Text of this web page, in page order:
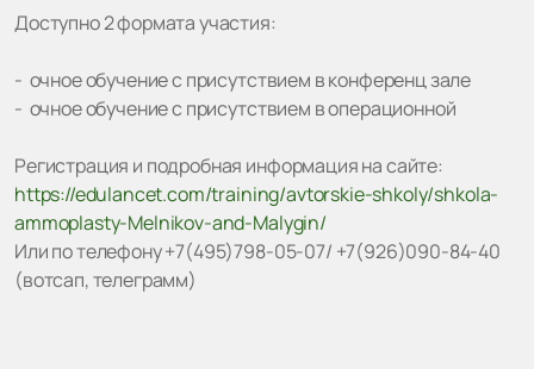
Доступно 2 формата участия:
- очное обучение с присутствием в конференц зале
- очное обучение с присутствием в операционной
Регистрация и подробная информация на сайте:
https://edulancet.com/training/avtorskie-shkoly/shkola-
ammoplasty-Melnikov-and-Malygin/
Или по телефону +7(495)798-05-07/ +7(926)090-84-40
(вотсап, телеграмм)